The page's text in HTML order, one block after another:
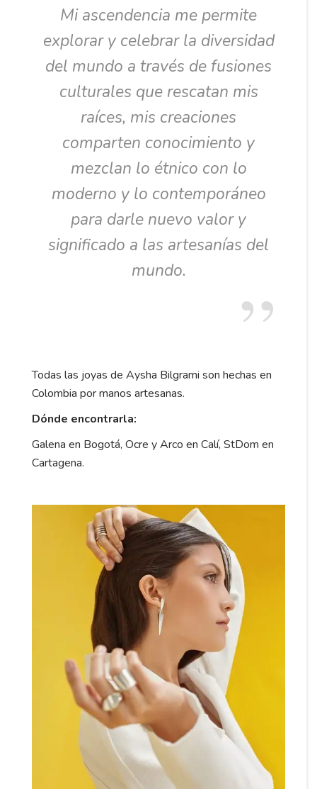
Mi ascendencia me permite
explorar y celebrar la diversidad
del mundo a través de fusiones
culturales que rescatan mis
raíces, mis creaciones
comparten conocimiento y
mezclan lo étnico con lo
moderno y lo contemporáneo
para darle nuevo valor y
significado a las artesanías del
mundo.
Todas las joyas de Aysha Bilgrami son hechas en
Colombia por manos artesanas.
Dónde encontrarla:
Galena en Bogotá, Ocre y Arco en Calí, StDom en
Cartagena.